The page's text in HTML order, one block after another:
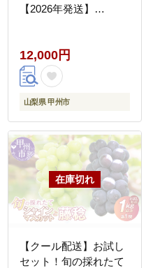
【2026年発送】
12,000円
山梨県 甲州市
【クール配送】お試し
セット！旬の採れたて